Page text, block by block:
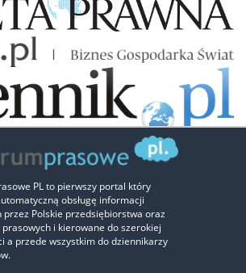
PL to pierwszy portal który
obsługę informacji
przez Polskie przedsiębiorstwa oraz
i kierowane do szerokiej
a przede wszystkim do dziennikarzy